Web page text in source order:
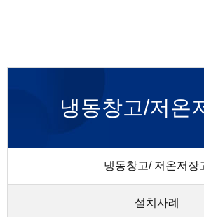
냉동창고/저온
냉동창고/ 저온저장
설치사례